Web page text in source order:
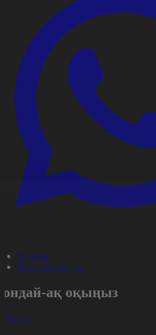
#Қоғам
#Күн жаңалығы
ақ оқыңыз